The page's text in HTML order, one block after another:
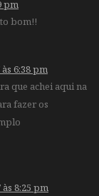
pm
bom!!
6:38 pm
que achei aqui na
fazer os
8:25 pm